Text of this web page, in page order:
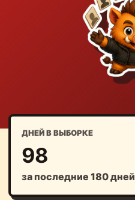
ДНЕЙ В ВЫБОРКЕ
98
за последние 180 дней